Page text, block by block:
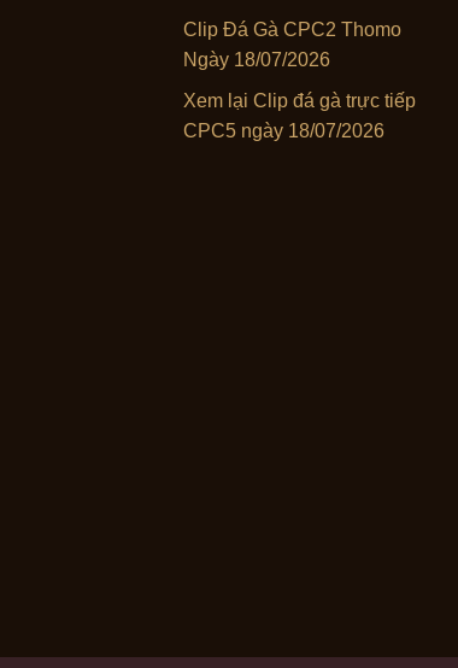
Clip Đá Gà CPC2 Thomo
Ngày 18/07/2026
Xem lại Clip đá gà trực tiếp
CPC5 ngày 18/07/2026